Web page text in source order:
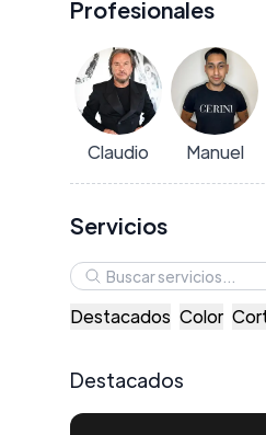
Profesionales
Claudio Manuel
Servicios
Destacados Color
Destacados